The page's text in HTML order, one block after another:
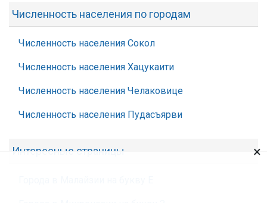
Численность населения по городам
Численность населения Сокол
Численность населения Хацукаити
Численность населения Челаковице
Численность населения Пудасъярви
Интересные страницы ×